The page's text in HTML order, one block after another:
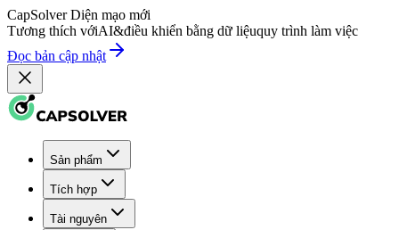
CapSolver Diện mạo mới
Tương thích vớiAI&điều khiển bằng dữ liệuquy trình làm việc
Đọc bản cập nhật
Sản phẩm
Tích hợp
Tài nguyên